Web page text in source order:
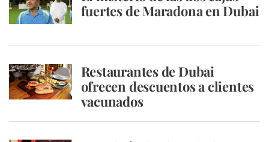
fuertes de Maradona en Dubai
Restaurantes de Dubai
ofrecen descuentos a clientes
vacunados